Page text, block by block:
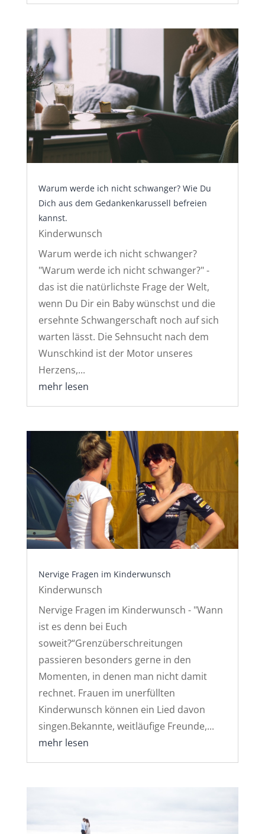
Warum werde ich nicht schwanger? Wie Du
Dich aus dem Gedankenkarussell befreien
kannst.
Kinderwunsch
Warum werde ich nicht schwanger?
"Warum werde ich nicht schwanger?" -
das ist die natürlichste Frage der Welt,
wenn Du Dir ein Baby wünschst und die
ersehnte Schwangerschaft noch auf sich
warten lässt. Die Sehnsucht nach dem
Wunschkind ist der Motor unseres
Herzens,...
mehr lesen
Nervige Fragen im Kinderwunsch
Kinderwunsch
Nervige Fragen im Kinderwunsch - "Wann
ist es denn bei Euch
soweit?“Grenzüberschreitungen
passieren besonders gerne in den
Momenten, in denen man nicht damit
rechnet. Frauen im unerfüllten
Kinderwunsch können ein Lied davon
singen.Bekannte, weitläufige Freunde,...
mehr lesen